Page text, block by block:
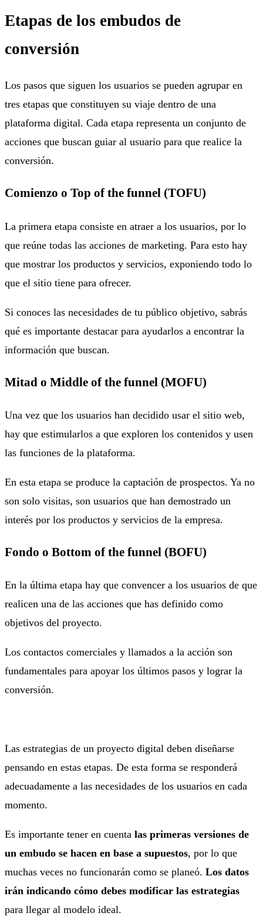
Etapas de los embudos de
conversión
Los pasos que siguen los usuarios se pueden agrupar en
tres etapas que constituyen su viaje dentro de una
plataforma digital. Cada etapa representa un conjunto de
acciones que buscan guiar al usuario para que realice la
conversión.
Comienzo o Top of the funnel (TOFU)
La primera etapa consiste en atraer a los usuarios, por lo
que reúne todas las acciones de marketing. Para esto hay
que mostrar los productos y servicios, exponiendo todo lo
que el sitio tiene para ofrecer.
Si conoces las necesidades de tu público objetivo, sabrás
qué es importante destacar para ayudarlos a encontrar la
información que buscan.
Mitad o Middle of the funnel (MOFU)
Una vez que los usuarios han decidido usar el sitio web,
hay que estimularlos a que exploren los contenidos y usen
las funciones de la plataforma.
En esta etapa se produce la captación de prospectos. Ya no
son solo visitas, son usuarios que han demostrado un
interés por los productos y servicios de la empresa.
Fondo o Bottom of the funnel (BOFU)
En la última etapa hay que convencer a los usuarios de que
realicen una de las acciones que has definido como
objetivos del proyecto.
Los contactos comerciales y llamados a la acción son
fundamentales para apoyar los últimos pasos y lograr la
conversión.
Las estrategias de un proyecto digital deben diseñarse
pensando en estas etapas. De esta forma se responderá
adecuadamente a las necesidades de los usuarios en cada
momento.
Es importante tener en cuenta las primeras versiones de
un embudo se hacen en base a supuestos, por lo que
muchas veces no funcionarán como se planeó. Los datos
irán indicando cómo debes modificar las estrategias
para llegar al modelo ideal.